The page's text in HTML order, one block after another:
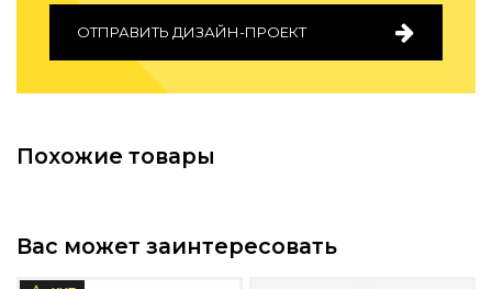
ОТПРАВИТЬ ДИЗАЙН-ПРОЕКТ
Похожие товары
Вас может заинтересовать